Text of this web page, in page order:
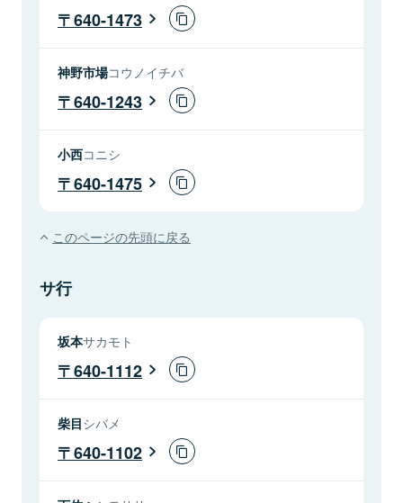
640-1473
神野市場コウノイチバ
640-1243
小西コニシ
640-1475
このページの先頭に戻る
サ行
坂本サカモト
640-1112
柴目シバメ
640-1102